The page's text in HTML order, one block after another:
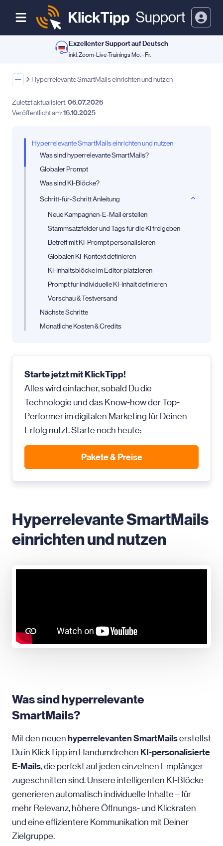
Exzellenter Support auf Deutsch
inkl. Zoom-Live-Trainings Mo. - Fr.
••• Hyperrelevante SmartMails einrichten und nutzen
Zuletzt aktualisiert:06.07.2026
Veröffentlicht am:16.10.2025
Hyperrelevante SmartMails einrichten und nutzen
Was sind hyperrelevante SmartMails?
Globaler Prompt
Was sind KI-Blöcke?
Schritt-für-Schritt Anleitung
Neue Kampagnen-E-Mail erstellen
Stammsatzfelder und Tags für die KI freigeben
Betreff mit KI-Prompt personalisieren
Globalen KI-Kontext definieren
KI-Inhaltsblöcke im Editor platzieren
Prompt für individuelle KI-Inhalt definieren
Vorschau & Testversand
Nächste Schritte
Monatliche Kosten & Credits
Starte jetzt mit KlickTipp!
Alles wird einfacher, sobald Du die
Technologie und das Know-how der Top-
Performer im digitalen Marketing für Deinen
Erfolg nutzt. Starte noch heute:
Pakete & Preise
Hyperrelevante SmartMails
einrichten und nutzen
Was sind hyperrelevante
SmartMails?
Mit den neuen hyperrelevanten SmartMailserstellst
Du in KlickTipp im Handumdrehen KI-personalisierte
E-Mails, die perfekt auf jeden einzelnen Empfänger
zugeschnitten sind. Unsere intelligenten KI-Blöcke
generieren automatisch individuelle Inhalte – für
mehr Relevanz, höhere Öffnungs- und Klickraten
und eine effizientere Kommunikation mit Deiner
Zielgruppe.